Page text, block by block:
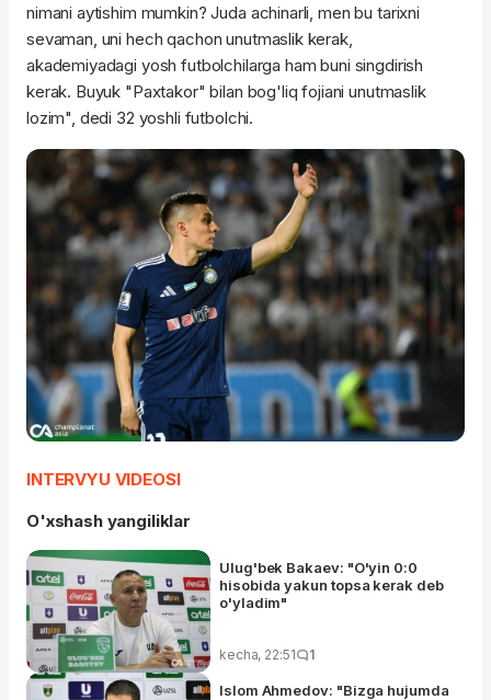
nimani aytishim mumkin? Juda achinarli, men bu tarixni
sevaman, uni hech qachon unutmaslik kerak,
akademiyadagi yosh futbolchilarga ham buni singdirish
kerak. Buyuk "Paxtakor" bilan bog'liq fojiani unutmaslik
lozim", dedi 32 yoshli futbolchi.
INTERVYU VIDEOSI
O'xshash yangiliklar
Ulug'bek Bakaev: "O'yin 0:0
hisobida yakun topsa kerak deb
o'yladim"
kecha, 22:51 1
Islom Ahmedov: "Bizga hujumda